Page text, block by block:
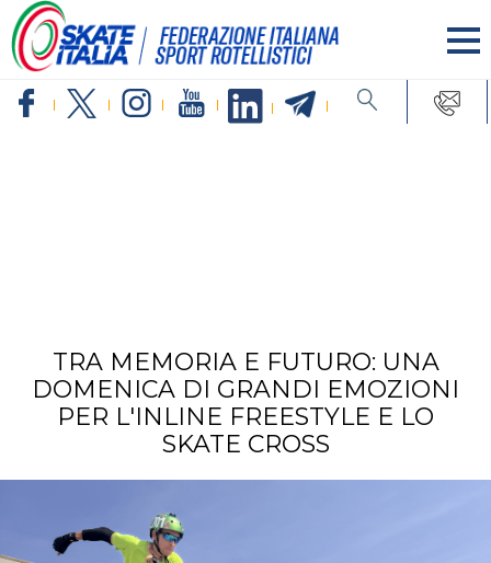
TRA MEMORIA E FUTURO: UNA
DOMENICA DI GRANDI EMOZIONI
PER L'INLINE FREESTYLE E LO
SKATE CROSS